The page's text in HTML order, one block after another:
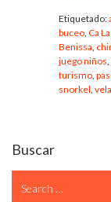
Etiquetado:
buceo, Ca
Benissa,
juego niños,
turismo,
snorkel, vela
Buscar
for